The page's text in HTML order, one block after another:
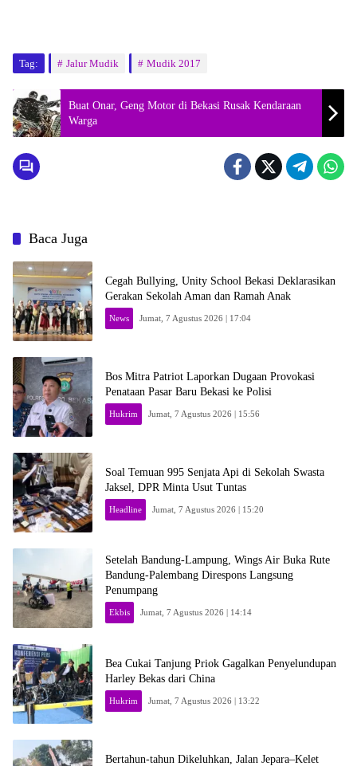
Tag: Jalur Mudik Mudik 2017
Buat Onar, Geng Motor di Bekasi Rusak Kendaraan
Warga
Baca Juga
Cegah Bullying, Unity School Bekasi Deklarasikan
Gerakan Sekolah Aman dan Ramah Anak
News Jumat, 7 Agustus 2026 | 17:04
Bos Mitra Patriot Laporkan Dugaan Provokasi
Penataan Pasar Baru Bekasi ke Polisi
Hukrim Jumat, 7 Agustus 2026 | 15:56
Soal Temuan 995 Senjata Api di Sekolah Swasta
Jaksel, DPR Minta Usut Tuntas
Headline Jumat, 7 Agustus 2026 | 15:20
Setelah Bandung-Lampung, Wings Air Buka Rute
Bandung-Palembang Direspons Langsung
Penumpang
Ekbis Jumat, 7 Agustus 2026 | 14:14
Bea Cukai Tanjung Priok Gagalkan Penyelundupan
Harley Bekas dari China
Hukrim Jumat, 7 Agustus 2026 | 13:22
Bertahun-tahun Dikeluhkan, Jalan Jepara–Kelet